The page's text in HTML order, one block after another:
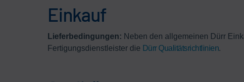
Einkauf
Lieferbedingungen: Neben den allgemeinen Dürr
Fertigungsdienstleister die Dürr Qualitätsrichtlinien.